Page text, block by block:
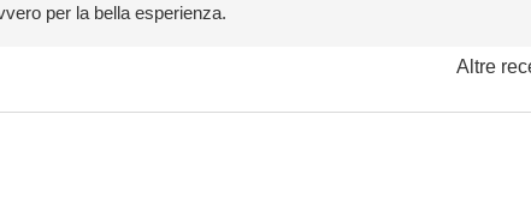
per la bella esperienza.
Altre